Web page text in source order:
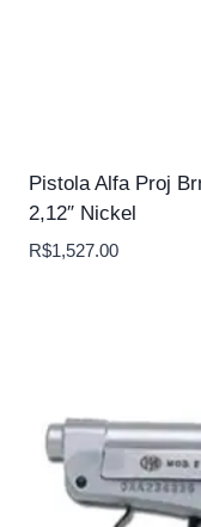
Pistola Alfa Proj
2,12″ Nickel
R$1,527.00